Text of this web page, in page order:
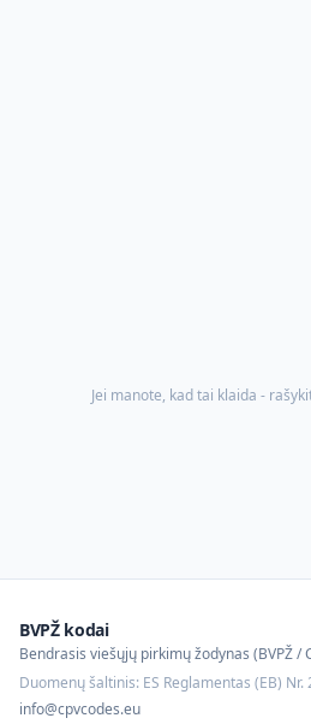
Jei manote, kad tai klaida -
BVPŽ kodai
Bendrasis viešųjų pirkimų žodynas (BVPŽ /
Duomenų šaltinis: ES Reglamentas (EB) Nr.
info@cpvcodes.eu